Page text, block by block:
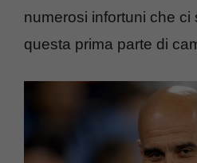
numerosi infortuni che ci
questa prima parte di